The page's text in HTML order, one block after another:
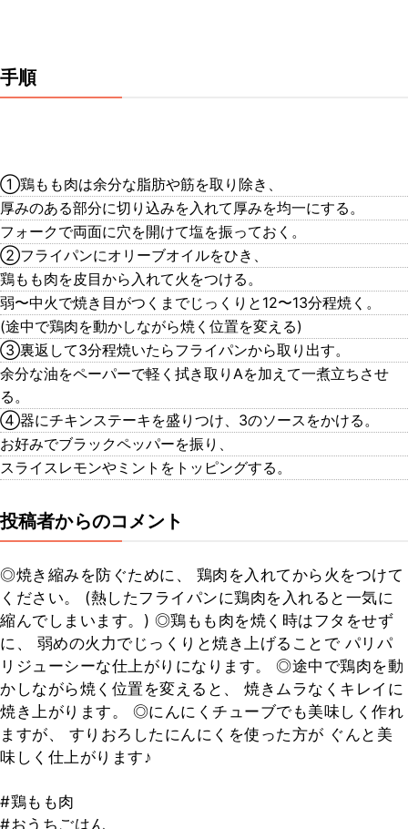
手順
①鶏もも肉は余分な脂肪や筋を取り除き、
厚みのある部分に切り込みを入れて厚みを均一にする。
フォークで両面に穴を開けて塩を振っておく。
②フライパンにオリーブオイルをひき、
鶏もも肉を皮目から入れて火をつける。
弱〜中火で焼き目がつくまでじっくりと12〜13分程焼く。
(途中で鶏肉を動かしながら焼く位置を変える)
③裏返して3分程焼いたらフライパンから取り出す。
余分な油をペーパーで軽く拭き取りAを加えて一煮立ちさせ
る。
④器にチキンステーキを盛りつけ、3のソースをかける。
お好みでブラックペッパーを振り、
スライスレモンやミントをトッピングする。
投稿者からのコメント
◎焼き縮みを防ぐために、 鶏肉を入れてから火をつけて
ください。 (熱したフライパンに鶏肉を入れると一気に
縮んでしまいます。) ◎鶏もも肉を焼く時はフタをせず
に、 弱めの火力でじっくりと焼き上げることで パリパ
リジューシーな仕上がりになります。 ◎途中で鶏肉を動
かしながら焼く位置を変えると、 焼きムラなくキレイに
焼き上がります。 ◎にんにくチューブでも美味しく作れ
ますが、 すりおろしたにんにくを使った方が ぐんと美
味しく仕上がります♪
#鶏もも肉
#おうちごはん